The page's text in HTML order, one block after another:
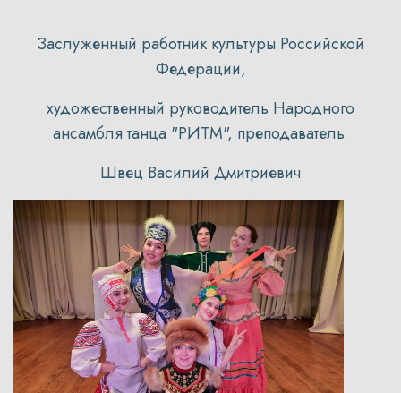
Заслуженный работник культуры Российской
Федерации,
художественный руководитель Народного
ансамбля танца "РИТМ", преподаватель
Швец Василий Дмитриевич